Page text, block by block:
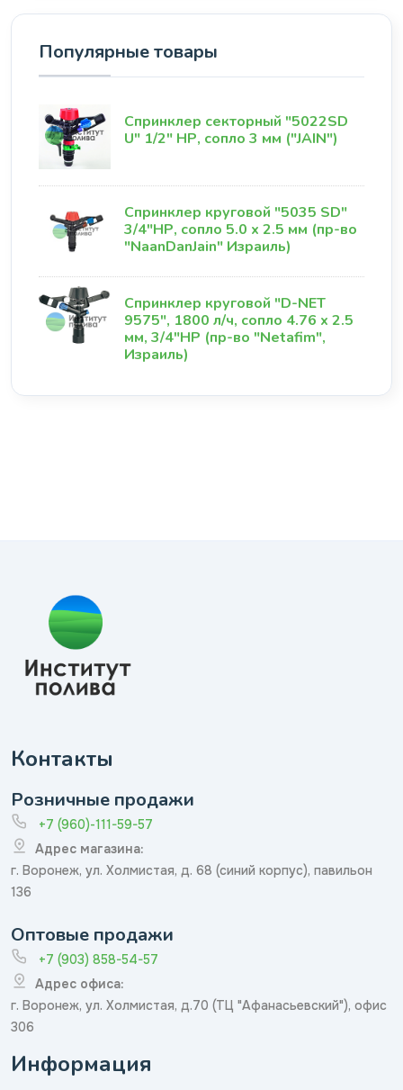
Популярные товары
Спринклер секторный "5022SD
U" 1/2" НР, сопло 3 мм ("JAIN")
Спринклер круговой "5035 SD"
3/4"НР, сопло 5.0 х 2.5 мм (пр-во
"NaanDanJain" Израиль)
Спринклер круговой "D-NET
9575", 1800 л/ч, сопло 4.76 х 2.5
мм, 3/4"НР (пр-во "Netafim",
Израиль)
Контакты
Розничные продажи
+7 (960)-111-59-57
Адрес магазина:
г. Воронеж, ул. Холмистая, д. 68 (синий корпус), павильон
136
Оптовые продажи
+7 (903) 858-54-57
Адрес офиса:
г. Воронеж, ул. Холмистая, д.70 (ТЦ "Афанасьевский"), офис
306
Информация